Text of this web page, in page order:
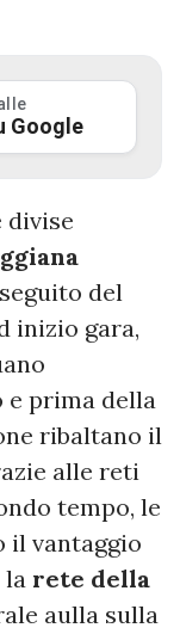
Google
divise
del
inizio gara,
prima della
ribaltano il
alle reti
tempo, le
il vantaggio
la rete della
aulla sulla